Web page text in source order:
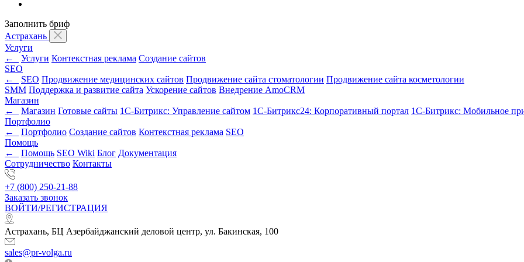
Заполнить бриф
Астрахань
Услуги
←
Услуги Контекстная реклама Создание сайтов
SEO
←
SEO Продвижение медицинских сайтов Продвижение сайта стоматологии Продвижение сайта косметологии
SMM Поддержка и развитие сайта Ускорение сайтов Внедрение AmoCRM
Магазин
←
Магазин Готовые сайты 1С-Битрикс: Управление сайтом 1С-Битрикс24: Корпоративный портал 1С-Битрикс: Мобильное
Портфолио
←
Портфолио Создание сайтов Контекстная реклама SEO
Помощь
←
Помощь SEO Wiki Блог Документация
Сотрудничество Контакты
+7 (800) 250-21-88
Заказать звонок
ВОЙТИ/РЕГИСТРАЦИЯ
Астрахань, БЦ Азербайджанский деловой центр, ул. Бакинская, 100
sales@pr-volga.ru